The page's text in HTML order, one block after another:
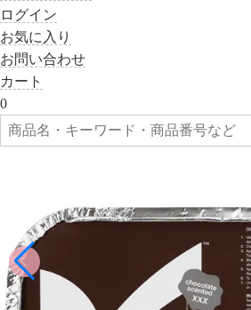
ログイン
お気に入り
お問い合わせ
カート
0